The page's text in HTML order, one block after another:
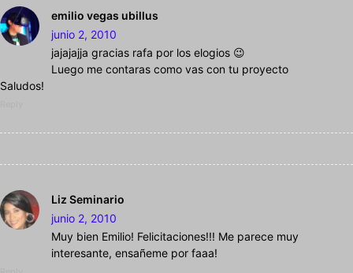
emilio vegas ubillus
junio 2, 2010
jajajajja gracias rafa por los elogios 😉
Luego me contaras como vas con tu proyecto
Saludos!
Liz Seminario
junio 2, 2010
Muy bien Emilio! Felicitaciones!!! Me parece muy
interesante, ensañeme por faaa!